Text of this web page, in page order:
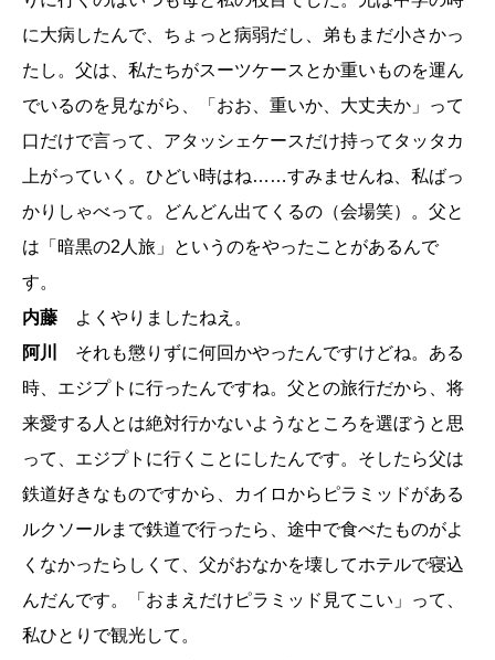
に大病したんで、ちょっと病弱だし、弟もまだ小さかっ
たし。父は、私たちがスーツケースとか重いものを運ん
でいるのを見ながら、「おお、重いか、大丈夫か」って
口だけで言って、アタッシェケースだけ持ってタッタカ
上がっていく。ひどい時はね……すみませんね、私ばっ
かりしゃべって。どんどん出てくるの（会場笑）。父と
は「暗黒の2人旅」というのをやったことがあるんで
す。
内藤 よくやりましたねえ。
阿川
それも懲りずに何回かやったんですけどね。ある
時、エジプトに行ったんですね。父との旅行だから、将
来愛する人とは絶対行かないようなところを選ぼうと思
って、エジプトに行くことにしたんです。そしたら父は
鉄道好きなものですから、カイロからピラミッドがある
ルクソールまで鉄道で行ったら、途中で食べたものがよ
くなかったらしくて、父がおなかを壊してホテルで寝込
んだんです。「おまえだけピラミッド見てこい」って、
私ひとりで観光して。